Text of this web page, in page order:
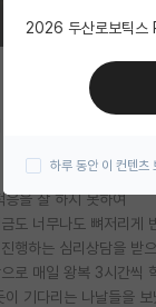
.
치도 없고 변명이지만
응을 잘 하지 못하여
도 너무나도 뼈저리게
행하는 심리상담을 받
로 매일 왕복 3시간씩
기다리는 나날들을 보
2026 두산로보틱스
하루 동안 이 컨텐츠